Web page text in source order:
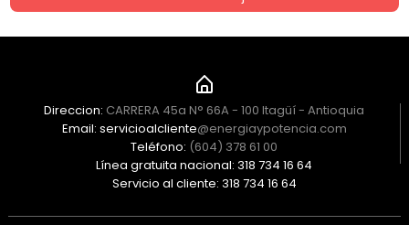
Direccion: CARRERA 45a N° 66A - 100 Itagüí - Antioquia
Email: servicioalcliente@energiaypotencia.com
Teléfono: (604) 378 61 00
Línea gratuita nacional: 318 734 16 64
Servicio al cliente: 318 734 16 64